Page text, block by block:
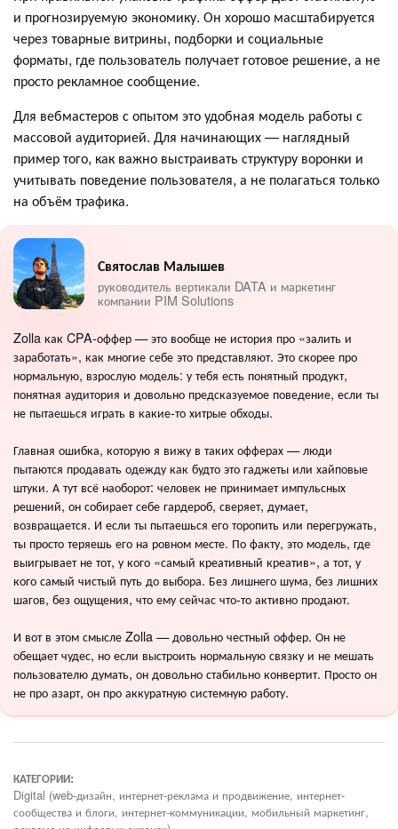
и прогнозируемую экономику. Он хорошо масштабируется
через товарные витрины, подборки и социальные
форматы, где пользователь получает готовое решение, а не
просто рекламное сообщение.
Для вебмастеров с опытом это удобная модель работы с
массовой аудиторией. Для начинающих — наглядный
пример того, как важно выстраивать структуру воронки и
учитывать поведение пользователя, а не полагаться только
на объём трафика.
Святослав Малышев
руководитель вертикали DATA и маркетинг
компании PIM Solutions
Zolla как CPA-оффер — это вообще не история про «залить и
заработать», как многие себе это представляют. Это скорее про
нормальную, взрослую модель: у тебя есть понятный продукт,
понятная аудитория и довольно предсказуемое поведение, если ты
не пытаешься играть в какие-то хитрые обходы.
Главная ошибка, которую я вижу в таких офферах — люди
пытаются продавать одежду как будто это гаджеты или хайповые
штуки. А тут всё наоборот: человек не принимает импульсных
решений, он собирает себе гардероб, сверяет, думает,
возвращается. И если ты пытаешься его торопить или перегружать,
ты просто теряешь его на ровном месте. По факту, это модель, где
выигрывает не тот, у кого «самый креативный креатив», а тот, у
кого самый чистый путь до выбора. Без лишнего шума, без лишних
шагов, без ощущения, что ему сейчас что-то активно продают.
И вот в этом смысле Zolla — довольно честный оффер. Он не
обещает чудес, но если выстроить нормальную связку и не мешать
пользователю думать, он довольно стабильно конвертит. Просто он
не про азарт, он про аккуратную системную работу.
КАТЕГОРИИ:
Digital (web-дизайн, интернет-реклама и продвижение, интернет-
сообщества и блоги, интернет-коммуникации, мобильный маркетинг,